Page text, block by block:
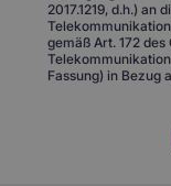
2017.1219, d.h.) an
gemäß Art. 172
Fassung) in Bezug